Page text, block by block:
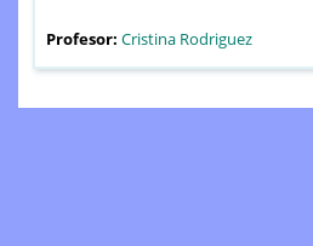
Profesor:Cristina Rodriguez